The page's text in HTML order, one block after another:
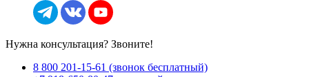
Нужна консультация? Звоните!
8 800 201-15-61 (звонок бесплатный)